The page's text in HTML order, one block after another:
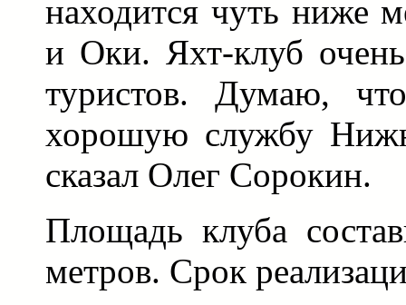
находится чуть ниже
и Оки. Яхт-клуб очень
туристов. Думаю,
хорошую службу
сказал Олег Сорокин.
Площадь клуба
метров. Срок